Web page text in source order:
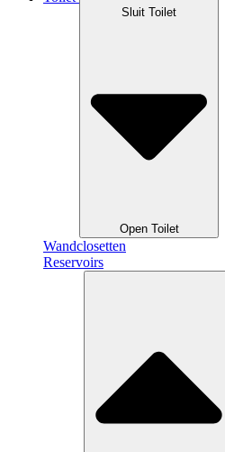
Sluit Toilet
Open Toilet
Wandclosetten
Reservoirs